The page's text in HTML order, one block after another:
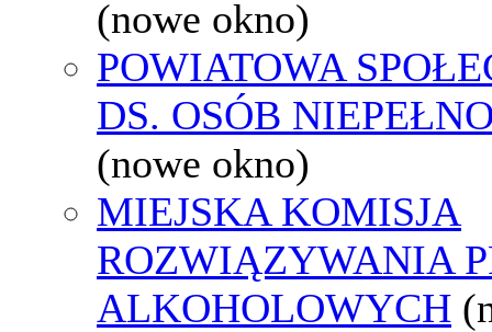
(nowe okno)
POWIATOWA
DS. OSÓB
(nowe okno)
MIEJSKA KOMISJA
ROZWIĄZYWANIA
ALKOHOLOWYCH